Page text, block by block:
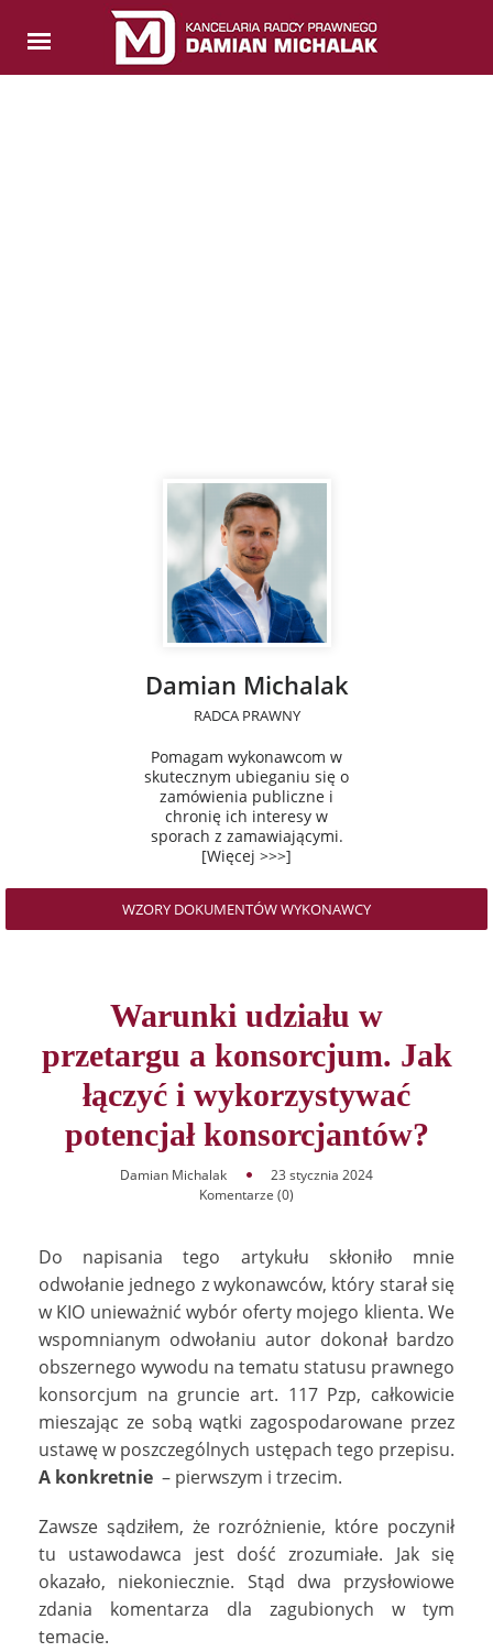
Damian Michalak
RADCA PRAWNY
Pomagam wykonawcom w
skutecznym ubieganiu się o
zamówienia publiczne i
chronię ich interesy w
sporach z zamawiającymi.
[Więcej >>>]
WZORY DOKUMENTÓW WYKONAWCY
Warunki udziału w
przetargu a konsorcjum. Jak
łączyć i wykorzystywać
potencjał konsorcjantów?
Damian Michalak
23 stycznia 2024
Komentarze (0)
Do napisania tego artykułu skłoniło mnie
odwołanie jednego z wykonawców, który starał się
w KIO unieważnić wybór oferty mojego klienta. We
wspomnianym odwołaniu autor dokonał bardzo
obszernego wywodu na tematu statusu prawnego
konsorcjum na gruncie art. 117 Pzp, całkowicie
mieszając ze sobą wątki zagospodarowane przez
ustawę w poszczególnych ustępach tego przepisu.
A konkretnie – pierwszym i trzecim.
Zawsze sądziłem, że rozróżnienie, które poczynił
tu ustawodawca jest dość zrozumiałe. Jak się
okazało, niekoniecznie. Stąd dwa przysłowiowe
zdania komentarza dla zagubionych w tym
temacie.